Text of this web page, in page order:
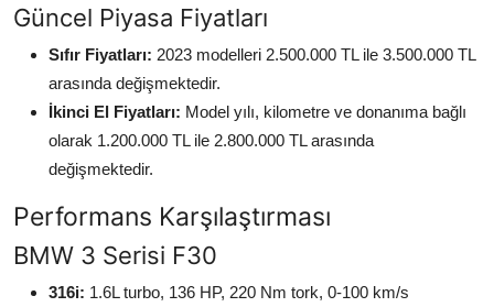
Güncel Piyasa Fiyatları
Sıfır Fiyatları: 2023 modelleri 2.500.000 TL ile 3.500.000 TL
arasında değişmektedir.
İkinci El Fiyatları: Model yılı, kilometre ve donanıma bağlı
olarak 1.200.000 TL ile 2.800.000 TL arasında
değişmektedir.
Performans Karşılaştırması
BMW 3 Serisi F30
316i: 1.6L turbo, 136 HP, 220 Nm tork, 0-100 km/s